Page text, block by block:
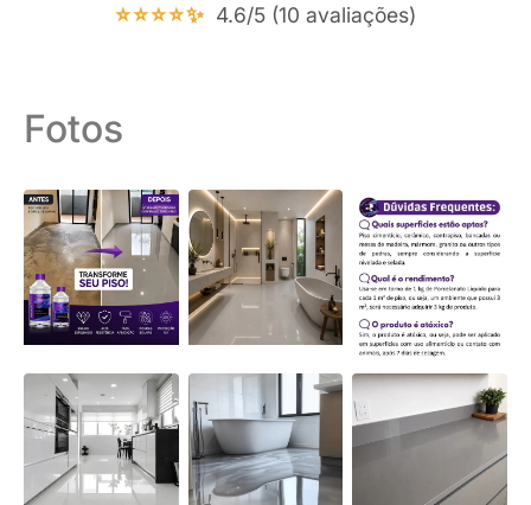
⭐⭐⭐⭐✨ 4.6/5 (10 avaliações)
Fotos